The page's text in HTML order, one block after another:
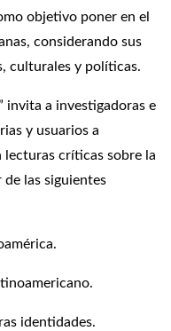
objetivo poner en el
considerando sus
culturales y políticas.
invita a investigadoras e
y usuarios a
críticas sobre la
las siguientes
identidades.